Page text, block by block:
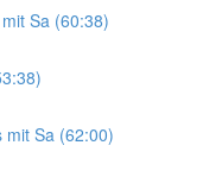
Sa (60:38)
mit Sa (62:00)